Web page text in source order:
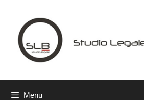
contenuto
Menu